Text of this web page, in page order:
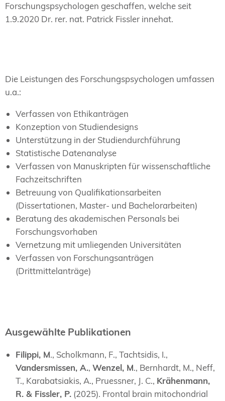
Forschungspsychologen geschaffen, welche seit
1.9.2020 Dr. rer. nat. Patrick Fissler innehat.
Die Leistungen des Forschungspsychologen umfassen
u.a.:
Verfassen von Ethikanträgen
Konzeption von Studiendesigns
Unterstützung in der Studiendurchführung
Statistische Datenanalyse
Verfassen von Manuskripten für wissenschaftliche
Fachzeitschriften
Betreuung von Qualifikationsarbeiten
(Dissertationen, Master- und Bachelorarbeiten)
Beratung des akademischen Personals bei
Forschungsvorhaben
Vernetzung mit umliegenden Universitäten
Verfassen von Forschungsanträgen
(Drittmittelanträge)
Ausgewählte Publikationen
Filippi, M., Scholkmann, F., Tachtsidis, I.,
Vandersmissen, A., Wenzel, M., Bernhardt, M., Neff,
T., Karabatsiakis, A., Pruessner, J. C., Krähenmann,
R. & Fissler, P. (2025). Frontal brain mitochondrial